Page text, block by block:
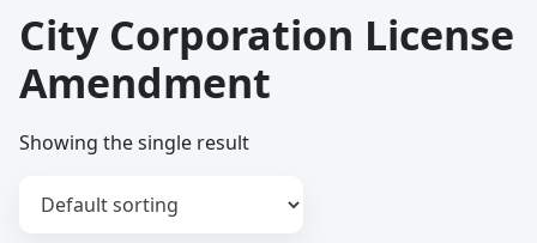
City Corporation License
Amendment
Showing the single result